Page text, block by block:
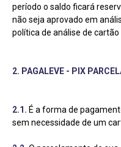
período o saldo ficará
não seja aprovado em
política de análise de cartão
2. PAGALEVE - PIX
2.1. É a forma de
sem necessidade de um